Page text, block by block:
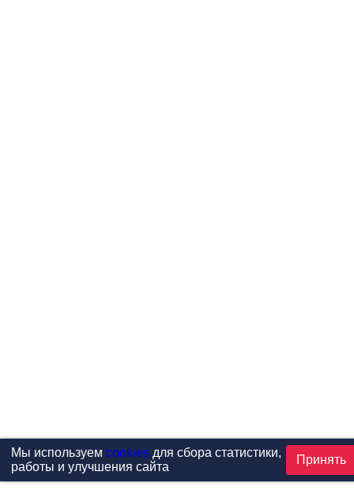
Мы используем cookiesдля сбора статистики,
работы и улучшения сайта
Принять